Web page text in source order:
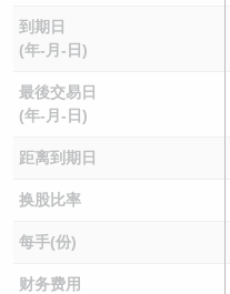
到期日
(年-月-日)
最後交易日
(年-月-日)
距离到期日
换股比率
每手(份)
财务费用